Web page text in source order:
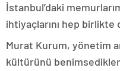
İstanbul’daki
ihtiyaçlarını hep
Murat Kurum, yönetim
kültürünü